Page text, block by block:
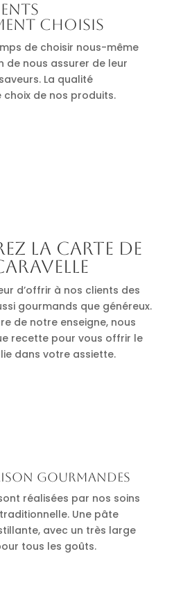
choisis
de choisir nous-même
de nous assurer de leur
La qualité
de nos produits.
la carte de
d’offrir à nos clients des
gourmands que généreux.
de notre enseigne, nous
recette pour vous offrir le
dans votre assiette.
gourmandes
réalisées par nos soins
Une pâte
avec un très large
tous les goûts.